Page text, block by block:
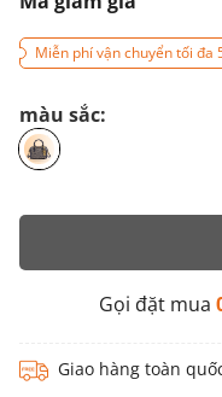
Miễn phí vận chuyển tối đa
màu sắc:
Gọi đặt mua
Giao hàng toàn